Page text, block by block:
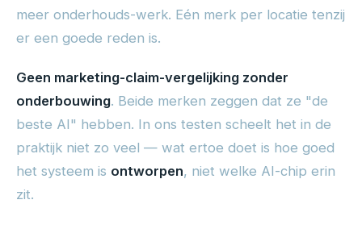
meer onderhouds-werk. Eén merk per locatie tenzij
er een goede reden is.
Geen marketing-claim-vergelijking zonder
onderbouwing. Beide merken zeggen dat ze "de
beste AI" hebben. In ons testen scheelt het in de
praktijk niet zo veel — wat ertoe doet is hoe goed
het systeem is ontworpen, niet welke AI-chip erin
zit.